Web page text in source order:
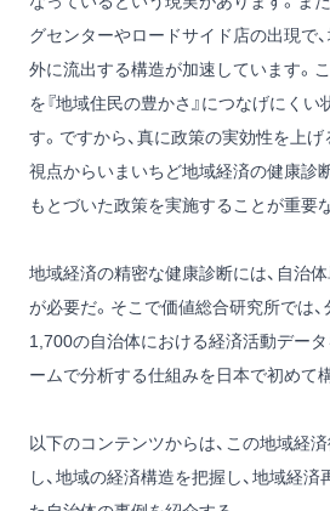
グセンターやロードサイド店の出現で
外に流出する構造が加速しています。
を『地域住民の豊かさ』につなげにく
す。ですから、真に政策の実効性を上
視点からいまいちど地域経済の健康診
もとづいた政策を実施することが重要な
地域経済の精密な健康診断には、自治
が必要だ。そこで価値総合研究所では
1,700の自治体における経済活動データ
ームで分析する仕組みを日本で初めて
以下のコンテンツからは、この地域経
し、地域の経済構造を把握し、地域経